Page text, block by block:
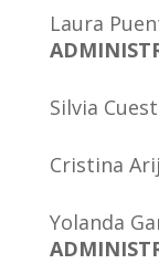
Laura
Silvia
Cristina
Yolanda